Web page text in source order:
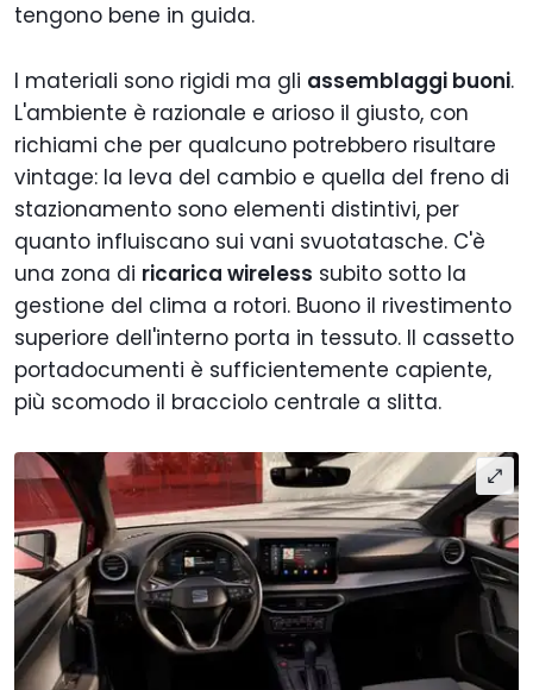
tengono bene in guida.
I materiali sono rigidi ma gli assemblaggi buoni.
L'ambiente è razionale e arioso il giusto, con
richiami che per qualcuno potrebbero risultare
vintage: la leva del cambio e quella del freno di
stazionamento sono elementi distintivi, per
quanto influiscano sui vani svuotatasche. C'è
una zona di ricarica wireless subito sotto la
gestione del clima a rotori. Buono il rivestimento
superiore dell'interno porta in tessuto. Il cassetto
portadocumenti è sufficientemente capiente,
più scomodo il bracciolo centrale a slitta.